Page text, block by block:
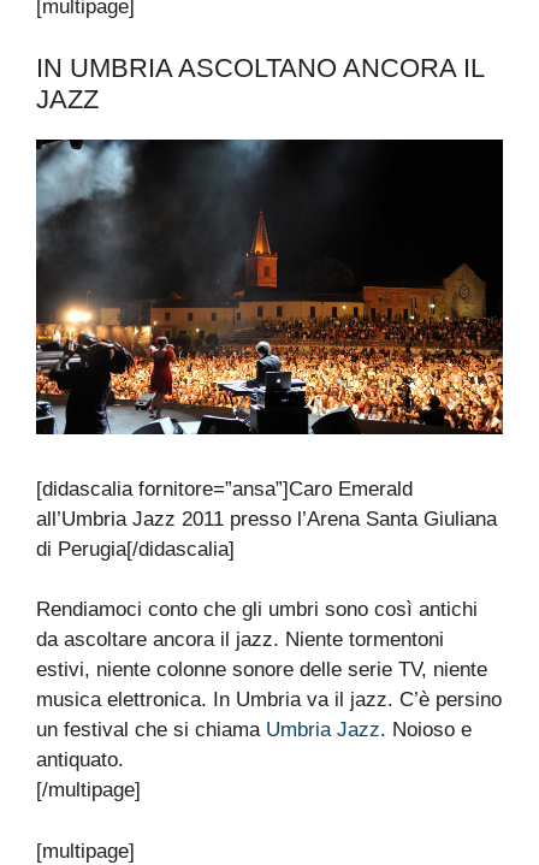
[multipage]
IN UMBRIA ASCOLTANO ANCORA IL
JAZZ
[didascalia fornitore=”ansa”]Caro Emerald
all’Umbria Jazz 2011 presso l’Arena Santa Giuliana
di Perugia[/didascalia]
Rendiamoci conto che gli umbri sono così antichi
da ascoltare ancora il jazz. Niente tormentoni
estivi, niente colonne sonore delle serie TV, niente
musica elettronica. In Umbria va il jazz. C’è persino
un festival che si chiama Umbria Jazz. Noioso e
antiquato.
[/multipage]
[multipage]